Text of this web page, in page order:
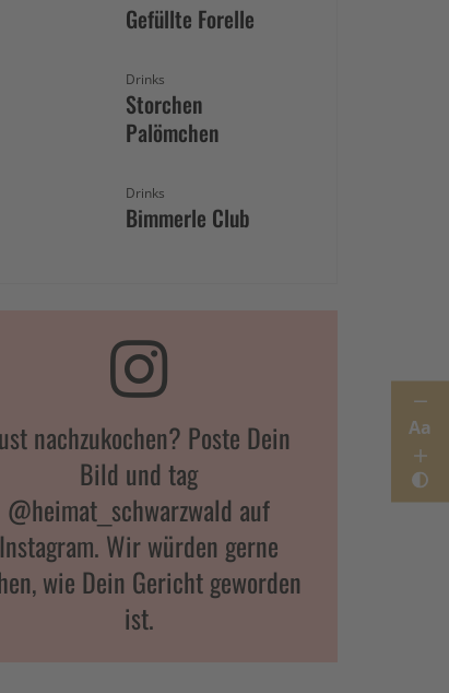
Aa
Gefüllte Forelle
Drinks
Storchen
Palömchen
Drinks
Bimmerle Club
nachzukochen? Poste Dein
Bild und tag
@heimat_schwarzwald auf
Instagram. Wir würden gerne
wie Dein Gericht geworden
ist.